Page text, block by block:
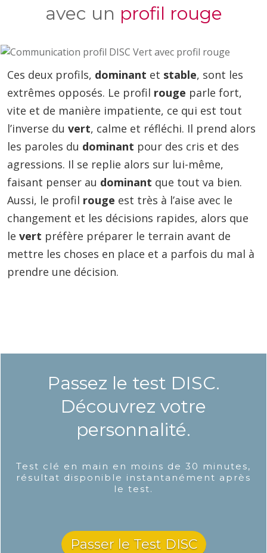
avec un profil rouge
Ces deux profils, dominant et stable, sont les
extrêmes opposés. Le profil rouge parle fort,
vite et de manière impatiente, ce qui est tout
l’inverse du vert, calme et réfléchi. Il prend alors
les paroles du dominant pour des cris et des
agressions. Il se replie alors sur lui-même,
faisant penser au dominant que tout va bien.
Aussi, le profil rouge est très à l’aise avec le
changement et les décisions rapides, alors que
le vert préfère préparer le terrain avant de
mettre les choses en place et a parfois du mal à
prendre une décision.
Passez le test DISC.
Découvrez votre
personnalité.
Test clé en main en moins de 30 minutes,
résultat disponible instantanément après
le test.
Passer le Test DISC